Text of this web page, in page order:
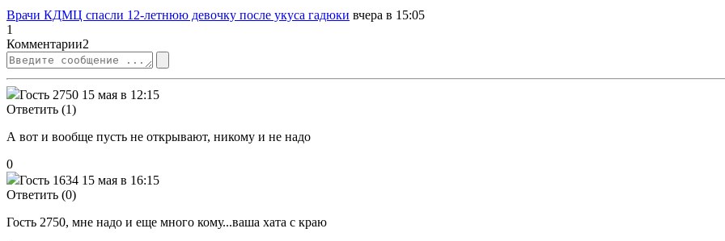
Врачи КДМЦ спасли 12-летнюю девочку после укуса гадюки вчера в 15:05
1
Комментарии2
Гость 2750 15 мая в 12:15
Ответить (1)
А вот и вообще пусть не открывают, никому и не надо
0
Гость 1634 15 мая в 16:15
Ответить (0)
Гость 2750, мне надо и еще много кому...ваша хата с краю